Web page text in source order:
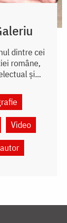
dintre cei
române,
și...
Video